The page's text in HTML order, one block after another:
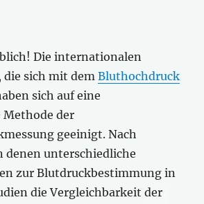
Die internationalen
die sich mit demBluthochdruck
sich auf eine
der
geeinigt. Nach
denen unterschiedliche
zur Blutdruckbestimmung in
die Vergleichbarkeit der